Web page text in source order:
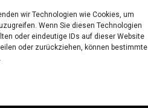
wir Technologien wie Cookies, um
Wenn Sie diesen Technologien
oder eindeutige IDs auf dieser Website
oder zurückziehen, können bestimmte